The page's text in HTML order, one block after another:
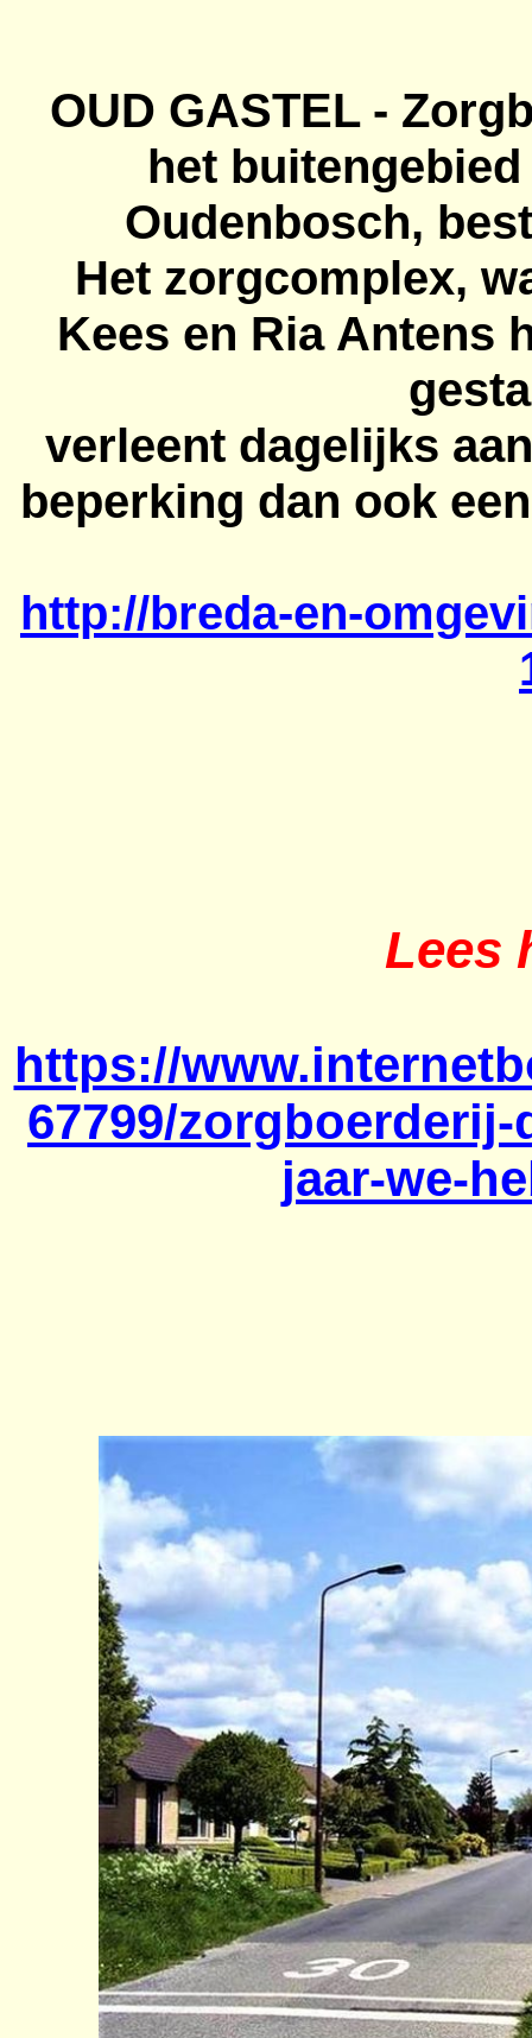
OUD GASTEL -
het
Oudenbosch,
Het zorgcomplex,
Kees en Ria Antens
verleent dagelijks
beperking dan ook
http://breda-en-
Lees
https://
67799/zorgboerderij-
jaar-we-